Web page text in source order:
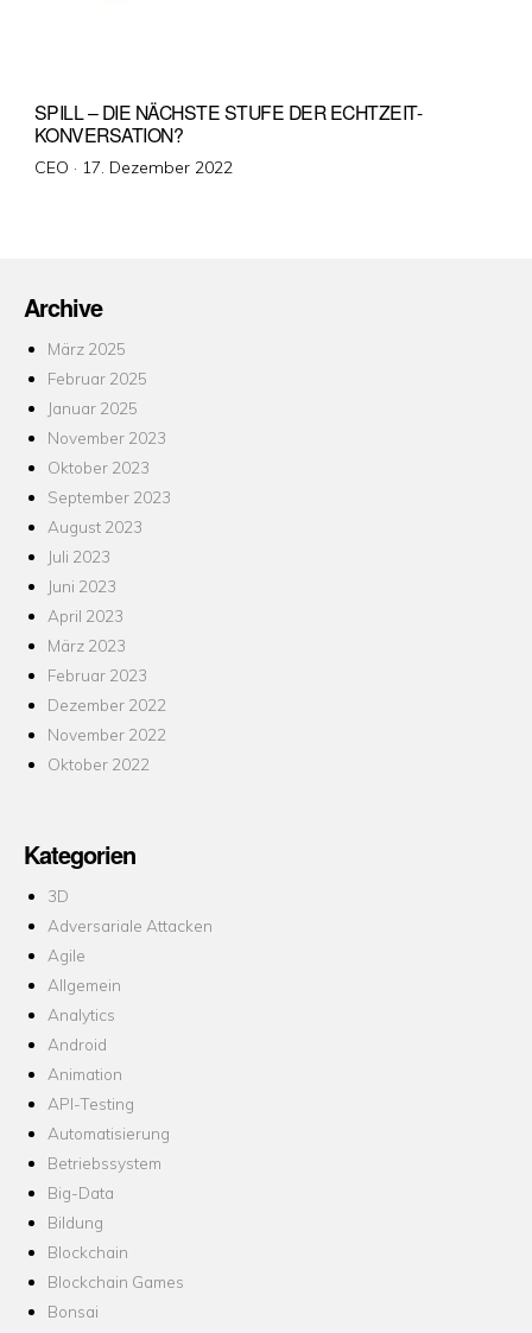
SPILL – DIE NÄCHSTE STUFE DER ECHTZEIT-
KONVERSATION?
CEO · Veröffentlicht
17. Dezember 2022
Archive
März 2025
Februar 2025
Januar 2025
November 2023
Oktober 2023
September 2023
August 2023
Juli 2023
Juni 2023
April 2023
März 2023
Februar 2023
Dezember 2022
November 2022
Oktober 2022
Kategorien
3D
Adversariale Attacken
Agile
Allgemein
Analytics
Android
Animation
API-Testing
Automatisierung
Betriebssystem
Big-Data
Bildung
Blockchain
Blockchain Games
Bonsai